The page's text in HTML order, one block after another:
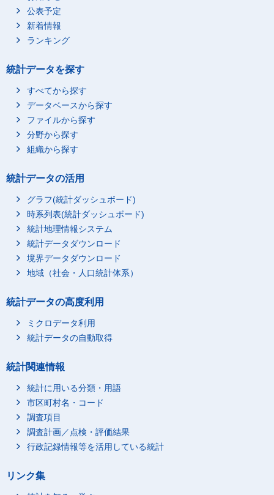
公表予定
新着情報
ランキング
統計データを探す
すべてから探す
データベースから探す
ファイルから探す
分野から探す
組織から探す
統計データの活用
グラフ(統計ダッシュボード)
時系列表(統計ダッシュボード)
統計地理情報システム
統計データダウンロード
境界データダウンロード
地域（社会・人口統計体系）
統計データの高度利用
ミクロデータ利用
統計データの自動取得
統計関連情報
統計に用いる分類・用語
市区町村名・コード
調査項目
調査計画／点検・評価結果
行政記録情報等を活用している統計
リンク集